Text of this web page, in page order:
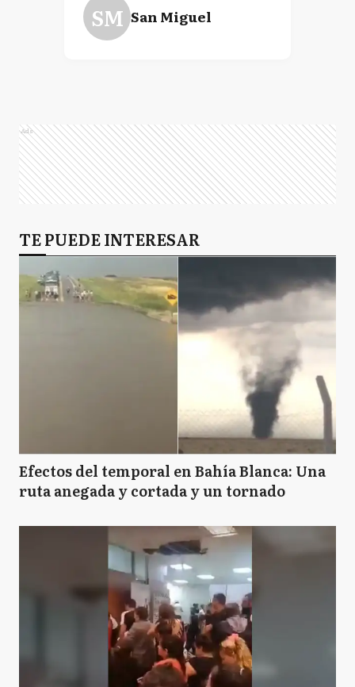
SM San Miguel
Ads
TE PUEDE INTERESAR
Efectos del temporal en Bahía Blanca: Una
ruta anegada y cortada y un tornado